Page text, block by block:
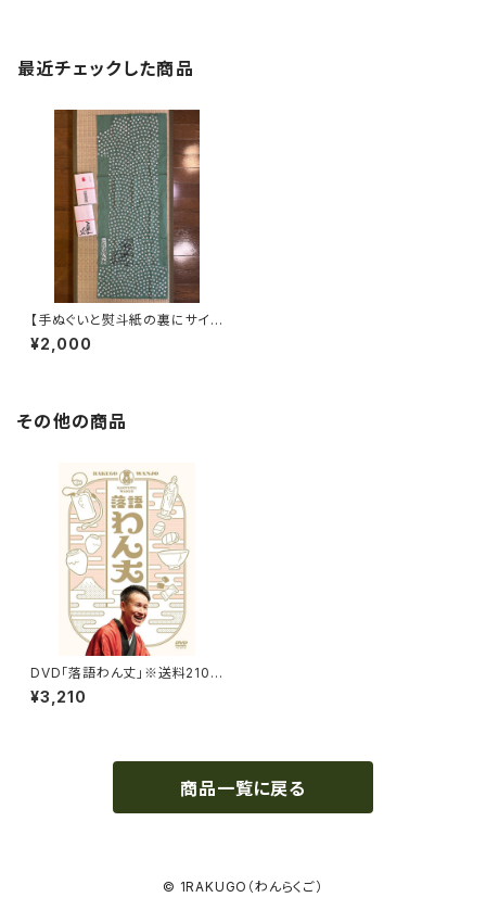
最近チェックした商品
【手ぬぐいと熨斗紙の裏にサイ
ン・送料込】三遊亭わん丈の手ぬ
ぐい 令和3年版「萌葱色（もえぎ
¥2,000
その他の商品
DVD「落語わん丈」※送料210
円込
¥3,210
商品一覧に戻る
© 1RAKUGO（わんらくご）